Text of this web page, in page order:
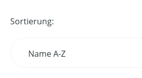
Sortierung: